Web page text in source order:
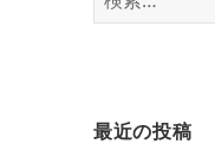
索:
最近の投稿